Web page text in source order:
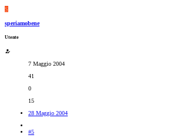
S
speriamobene
Utente
7 Maggio 2004
41
0
15
28 Maggio 2004
#5